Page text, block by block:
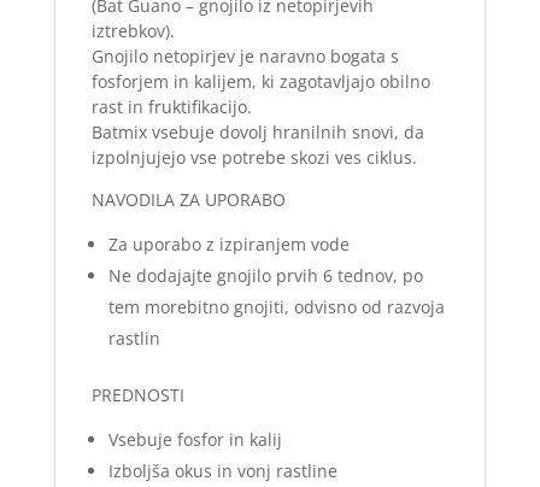
(Bat Guano – gnojilo iz netopirjevih
iztrebkov).
Gnojilo netopirjev je naravno bogata s
fosforjem in kalijem, ki zagotavljajo obilno
rast in fruktifikacijo.
Batmix vsebuje dovolj hranilnih snovi, da
izpolnjujejo vse potrebe skozi ves ciklus.
NAVODILA ZA UPORABO
Za uporabo z izpiranjem vode
Ne dodajajte gnojilo prvih 6 tednov, po
tem morebitno gnojiti, odvisno od razvoja
rastlin
PREDNOSTI
Vsebuje fosfor in kalij
Izboljša okus in vonj rastline